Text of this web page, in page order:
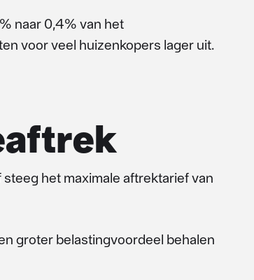
naar 0,4% van het
voor veel huizenkopers lager uit.
het maximale aftrektarief van
groter belastingvoordeel behalen